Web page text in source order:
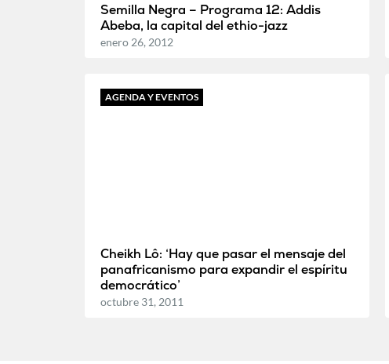
Semilla Negra – Programa 12: Addis
Abeba, la capital del ethio-jazz
enero 26, 2012
AGENDA Y EVENTOS
Cheikh Lô: ‘Hay que pasar el mensaje del
panafricanismo para expandir el espíritu
democrático’
octubre 31, 2011